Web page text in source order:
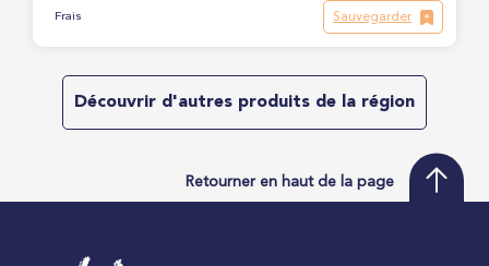
Frais Sauvegarder
Découvrir d'autres produits de la région
Retourner en haut de la page